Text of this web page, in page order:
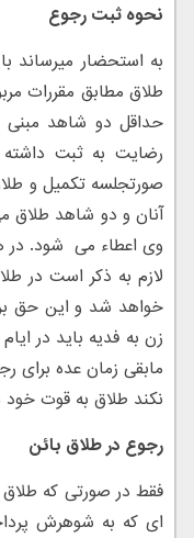
نحوه ثبت رجوع
طلاق مطابق مقررات
حداقل دو شاهد
رضایت به ثبت
صورتجلسه تکمیل و
آنان و دو شاهد طلاق
وی اعطاء می ‌ شود. در
لازم به ذکر است در
نکند طلاق به قوت
رجوع در طلاق بائن
فقط در صورتی که طلاق
ای که به شوهرش